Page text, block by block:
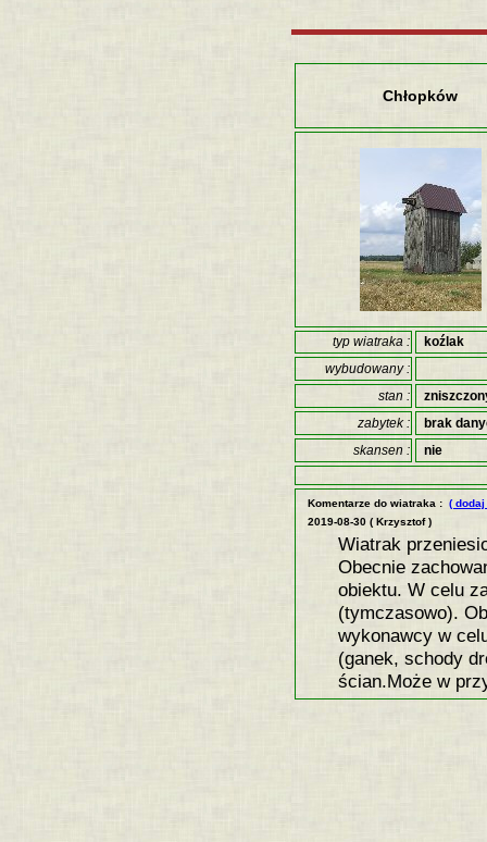
Chłopków
typ wiatraka :
koźlak
wybudowany :
stan :
zabytek :
brak
skansen :
nie
Komentarze do wiatraka : (
2019-08-30 ( Krzysztof )
Wiatrak
Obecnie
obiektu. W celu
(tymczasowo).
wykonawcy w
(ganek, schody
ścian.Może w